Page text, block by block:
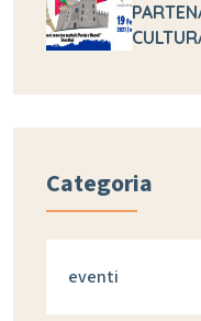
Categoria
eventi